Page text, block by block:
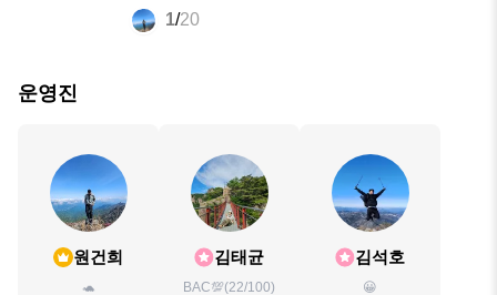
1/20
운영진
원건희
🐢
김태균
BAC💯(22/100)
김석호
😀